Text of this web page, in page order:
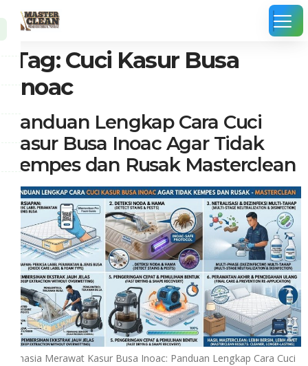
Tag: Cuci Kasur Busa
Inoac
Panduan Lengkap Cara Cuci
Kasur Busa Inoac Agar Tidak
Kempes dan Rusak Masterclean
Rahasia Merawat Kasur Busa Inoac: Panduan Lengkap Cara Cuci